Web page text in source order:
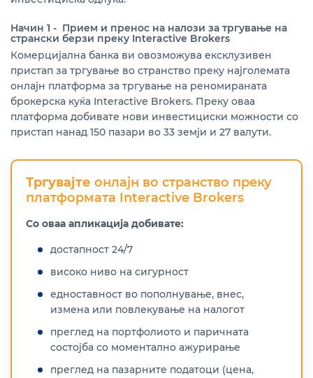
Начин 1 - Прием и пренос на налози за тргување на
странски берзи преку Interactive Brokers
Комерцијална банка ви овозможува ексклузивен
пристап за тргување во странство преку најголемата
онлајн платформа за тргување на реномираната
брокерска куќа Interactive Brokers. Преку оваа
платформа добивате нови инвестициски можности со
пристап нанад 150 пазари во 33 земји и 27 валути.
Тргувајте онлајн во странство преку
платформата Interactive Brokers
Со оваа апликација добивате:
достапност 24/7
високо ниво на сигурност
едноставност во пополнување, внес,
измена или повлекување на налогот
преглед на портфолиото и паричната
состојба со моментално ажурирање
преглед на пазарните податоци (цена,